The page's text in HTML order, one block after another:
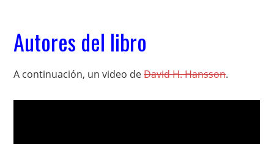
Autores del libro
A continuación, un video deDavid H. Hansson.